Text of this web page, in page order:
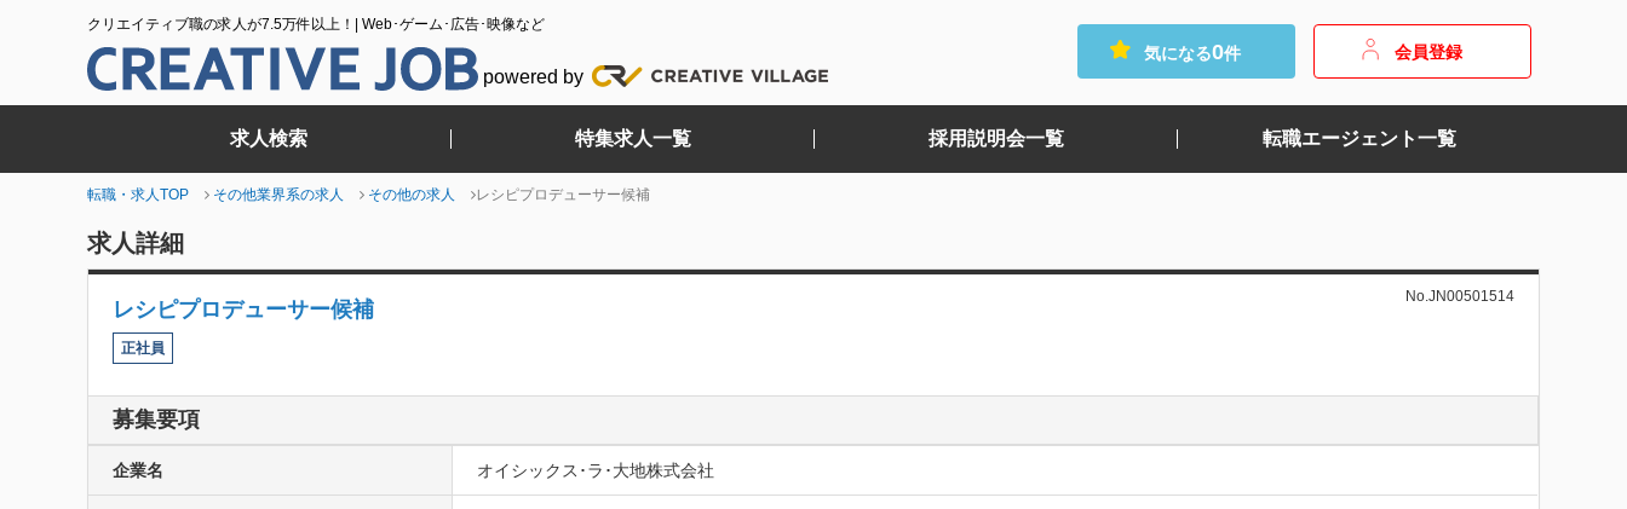
クリエイティブ職の求人が7.5万件以上！| Web･ゲーム･広告･映像など
powered by
気になる0件 会員登録
求人検索 特集求人一覧 採用説明会一覧 転職エージェント一覧
転職・求人TOP その他業界系の求人 その他の求人 レシピプロデューサー候補
求人詳細
レシピプロデューサー候補
No.JN00501514
正社員
募集要項
企業名 オイシックス･ラ･大地株式会社